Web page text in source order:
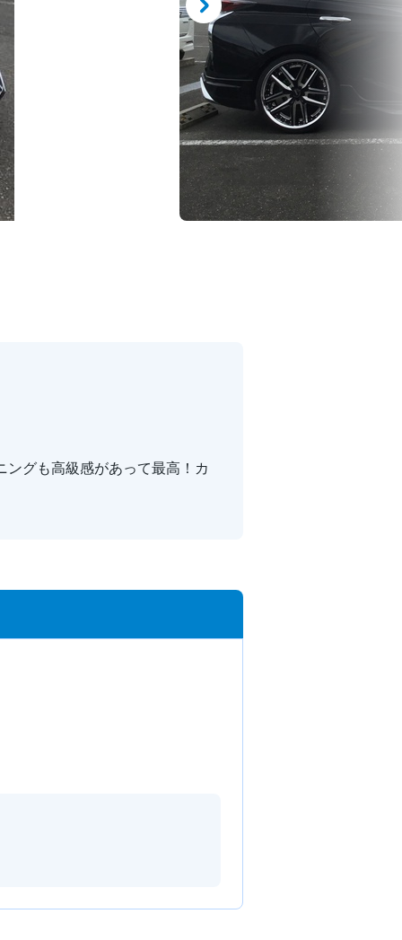
グも高級感があって最高！カ